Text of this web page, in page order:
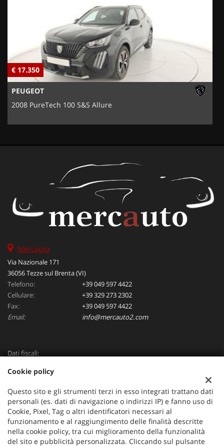
€ 17.350
PEUGEOT
2008 PureTech 100 S&S Allure
Mercauto
Via Nazionale 171
36056 Tezze sul Brenta (VI)
Telefono:
+39 049 597 4422
Cellulare:
+39 329 273 2302
Fax:
+39 049 597 4422
Email:
info@mercauto2.com
Dati fiscali:
Via Nazionale, 171 PD - 36056 Tezze sul Brenta
Registro delle imprese:PD
Cookie policy
Questo sito e gli strumenti terzi in esso integrati trattano dati
personali (es. dati di navigazione o indirizzi IP) e fanno uso di
Cookie, Pixel, Tag o altri identificatori necessari al
funzionamento e al raggiungimento delle finalità descritte
nella cookie policy, tra cui miglioramento della funzionalità
del sito e pubblicità personalizzata. Cliccando sul pulsante